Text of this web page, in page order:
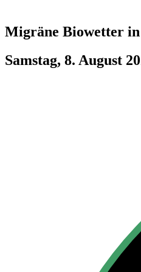
Migräne Biowetter in
Samstag, 8. August